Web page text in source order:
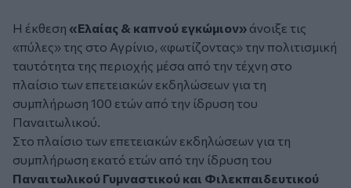
Η έκθεση «Ελαίας & καπνού εγκώμιον» άνοιξε τις
«πύλες» της στο Αγρίνιο, «φωτίζοντας» την πολιτισμική
ταυτότητα της περιοχής μέσα από την τέχνη στο
πλαίσιο των επετειακών εκδηλώσεων για τη
συμπλήρωση 100 ετών από την ίδρυση του
Παναιτωλικού.
Στο πλαίσιο των επετειακών εκδηλώσεων για τη
συμπλήρωση εκατό ετών από την ίδρυση του
Παναιτωλικού Γυμναστικού και Φιλεκπαιδευτικού